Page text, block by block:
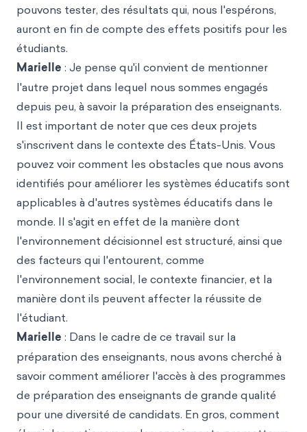
pouvons tester, des résultats qui, nous l'espérons,
auront en fin de compte des effets positifs pour les
étudiants.
Marielle : Je pense qu'il convient de mentionner
l'autre projet dans lequel nous sommes engagés
depuis peu, à savoir la préparation des enseignants.
Il est important de noter que ces deux projets
s'inscrivent dans le contexte des États-Unis. Vous
pouvez voir comment les obstacles que nous avons
identifiés pour améliorer les systèmes éducatifs sont
applicables à d'autres systèmes éducatifs dans le
monde. Il s'agit en effet de la manière dont
l'environnement décisionnel est structuré, ainsi que
des facteurs qui l'entourent, comme
l'environnement social, le contexte financier, et la
manière dont ils peuvent affecter la réussite de
l'étudiant.
Marielle : Dans le cadre de ce travail sur la
préparation des enseignants, nous avons cherché à
savoir comment améliorer l'accès à des programmes
de préparation des enseignants de grande qualité
pour une diversité de candidats. En gros, comment